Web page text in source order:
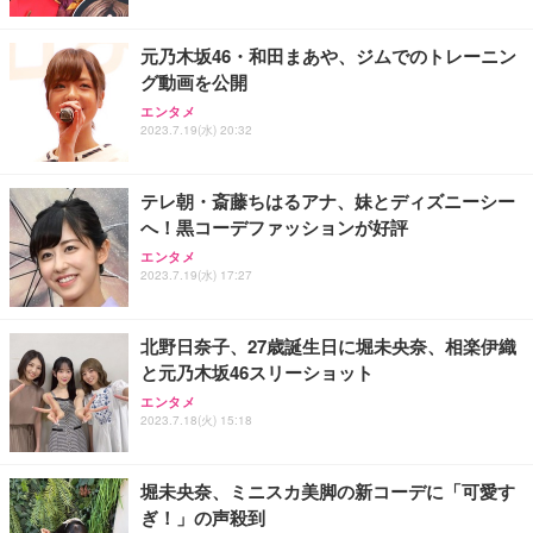
元乃木坂46・和田まあや、ジムでのトレーニン
グ動画を公開
エンタメ
2023.7.19(水) 20:32
テレ朝・斎藤ちはるアナ、妹とディズニーシー
へ！黒コーデファッションが好評
エンタメ
2023.7.19(水) 17:27
北野日奈子、27歳誕生日に堀未央奈、相楽伊織
と元乃木坂46スリーショット
エンタメ
2023.7.18(火) 15:18
堀未央奈、ミニスカ美脚の新コーデに「可愛す
ぎ！」の声殺到